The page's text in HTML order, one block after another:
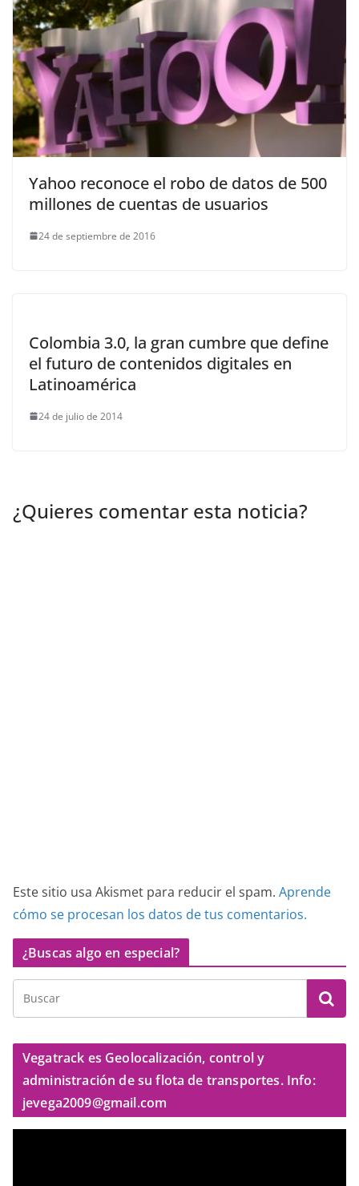
Yahoo reconoce el robo de datos de 500
millones de cuentas de usuarios
24 de septiembre de 2016
Colombia 3.0, la gran cumbre que define
el futuro de contenidos digitales en
Latinoamérica
24 de julio de 2014
¿Quieres comentar esta noticia?
Este sitio usa Akismet para reducir el spam. Aprende
cómo se procesan los datos de tus comentarios.
¿Buscas algo en especial?
Vegatrack es Geolocalización, control y
administración de su flota de transportes. Info:
jevega2009@gmail.com